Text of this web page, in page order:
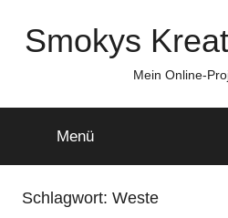
InhaltSmokys
Mein Online-
Menü
Schlagwort: Weste